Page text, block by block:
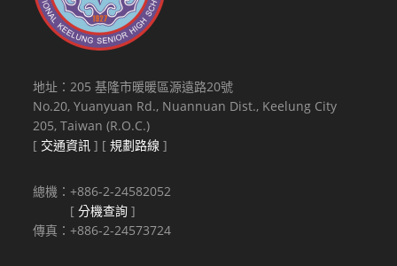
地址：205 基隆市暖暖區源遠路20號
No.20, Yuanyuan Rd., Nuannuan Dist., Keelung City
205, Taiwan (R.O.C.)
[ 交通資訊 ] [規劃路線 ]
總機：+886-2-24582052
[分機查詢 ]
傳真：+886-2-24573724